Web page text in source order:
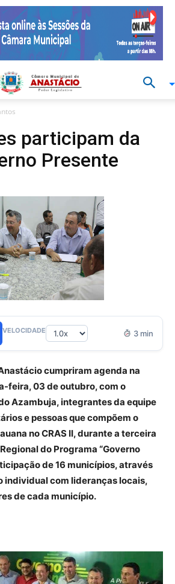
participam da
Presente
VELOCIDADE 3 min
cumpriram agenda na
feira, 03 de outubro, com o
Azambuja, integrantes da equipe
e pessoas que compõem o
no CRAS II, durante a terceira
do Programa “Governo
de 16 municípios, através
individual com lideranças locais,
de cada município.